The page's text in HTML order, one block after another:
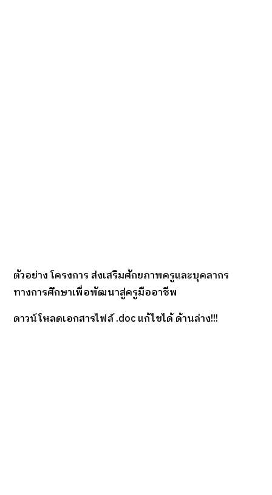
ตัวอย่าง โครงการ ส่งเสริมศักยภาพครูและบุคลากร
ทางการศึกษาเพื่อพัฒนาสู่ครูมืออาชีพ
ดาวน์โหลดเอกสารไฟล์ .doc แก้ไขได้ ด้านล่าง!!!